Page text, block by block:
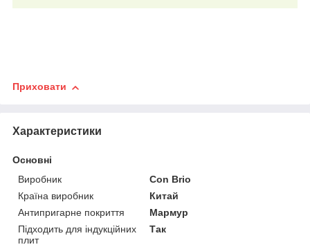
Приховати
Характеристики
Основні
Виробник
Con Brio
Країна виробник
Китай
Антипригарне покриття
Мармур
Підходить для індукційних
плит
Так